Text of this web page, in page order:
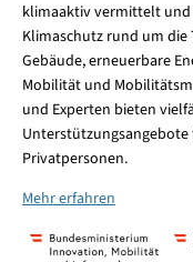
klimaaktiv vermittelt und
Klimaschutz rund um
Gebäude, erneuerbare
Mobilität und
und Experten bieten
Privatpersonen.
Mehr erfahren